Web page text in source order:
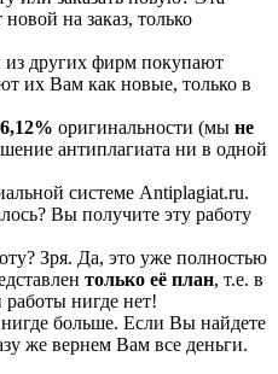
новой на заказ, только
из других фирм покупают
их Вам как новые, только в
оригинальности (мы не
антиплагиата ни в одной
системе Аntiplagiat.ru.
Вы получите эту работу
Зря. Да, это уже полностью
только её план, т.е. в
нигде нет!
нигде больше. Если Вы найдете
же вернем Вам все деньги.